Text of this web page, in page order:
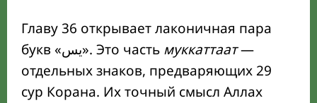
Главу 36 открывает лаконичная пара
букв «يس». Это часть муккаттаат—
отдельных знаков, предваряющих 29
сур Корана. Их точный смысл Аллах